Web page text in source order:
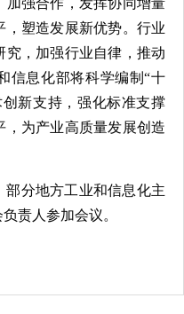
加强合作，发挥协同增量
塑造发展新优势。行业
，加强行业自律，推动
信息化部将科学编制“十
新支持，强化标准支撑
，为产业高质量发展创造
部分地方工业和信息化主
责人参加会议。